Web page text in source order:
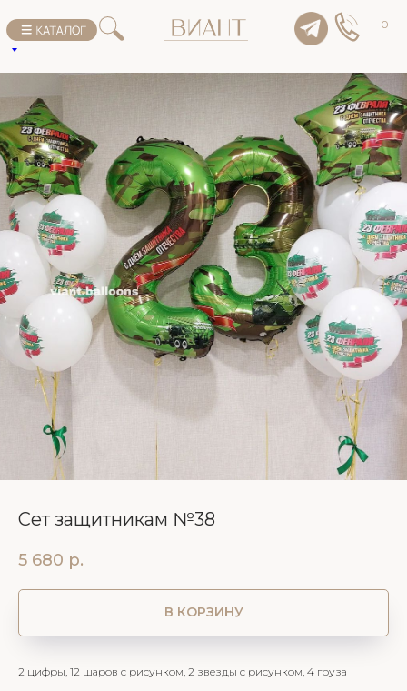
0
Сет защитникам №38
5 680 р.
В КОРЗИНУ
2 цифры, 12 шаров с рисунком, 2 звезды с рисунком, 4 груза